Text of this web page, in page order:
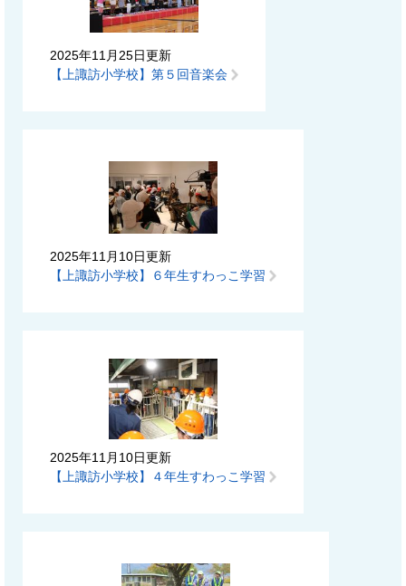
2025年11月25日更新
【上諏訪小学校】第５回音楽会
2025年11月10日更新
【上諏訪小学校】６年生すわっこ学習
2025年11月10日更新
【上諏訪小学校】４年生すわっこ学習